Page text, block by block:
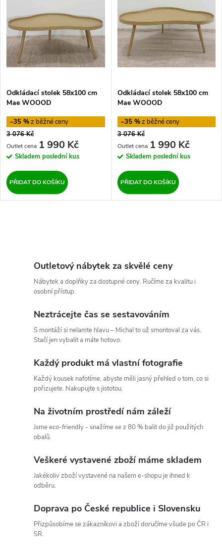
n
í
r
o
d
u
k
p
i
s
p
r
o
d
u
Odkládací stolek 58x100 cm
Mae WOOOD
–35 %
3 076 Kč
1 990 Kč
Skladem poslední kus
PŘIDAT DO KOŠÍKU
Odkládací stolek 58x100 cm
Mae WOOOD
–35 %
3 076 Kč
1 990 Kč
Skladem poslední kus
PŘIDAT DO KOŠÍKU
Outletový nábytek za skvělé ceny
Nábytek a doplňky za dostupné ceny. Ručíme za kvalitu i
osobní přístup.
Neztrácejte čas se sestavováním
S montáží si nelamte hlavu – Michal to už smontoval za vás.
Stačí jen vybalit a máte hotovo.
Každý produkt má vlastní fotografie
Každý kousek nafotíme, abyste měli jasný přehled o tom, co si
pořizujete. Nakupujte s jistotou.
Na životním prostředí nám záleží
Jsme eco-friendly - snažíme se z 80 % balit do již použitých
obalů.
Veškeré vystavené zboží máme skladem
Jakékoliv zboží vystavené na našem e-shopu je ihned k
odběru.
Doprava po České republice i Slovensku
Přizpůsobíme se zákazníkovi a zboží doručíme všude po ČR i
SR.